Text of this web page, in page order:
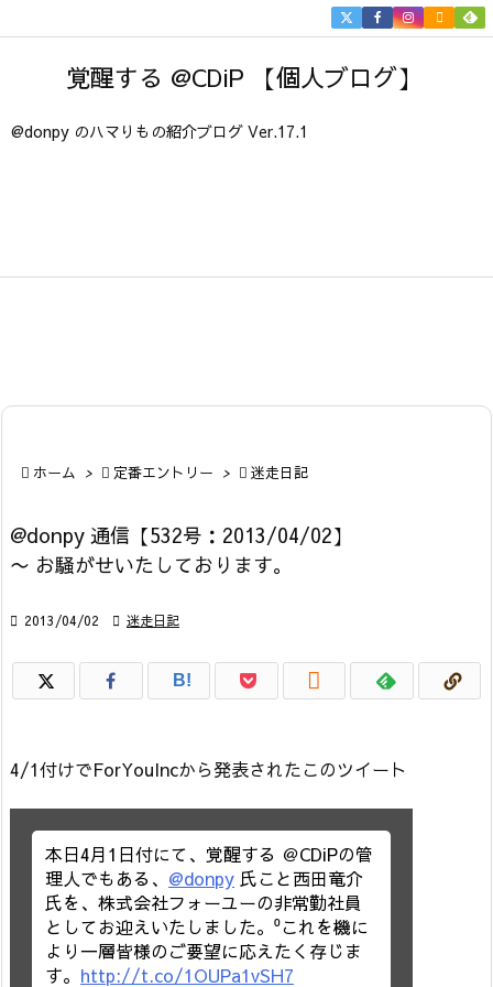
覚醒する @CDiP 【個人ブログ】
@donpy のハマりもの紹介ブログ Ver.17.1


 ホーム >  定番エントリー >  迷走日記
@donpy 通信【532号：2013/04/02】
〜 お騒がせいたしております。
 2013/04/02  迷走日記
B! 
4/1付けでForYouIncから発表されたこのツイート
本日4月1日付にて、覚醒する ＠CDiPの管
理人でもある、 @donpy 氏こと西田竜介
氏を、株式会社フォーユーの非常勤社員
としてお迎えいたしました。⁰これを機に
より一層皆様のご要望に応えたく存じま
す。 http://t.co/1OUPa1vSH7